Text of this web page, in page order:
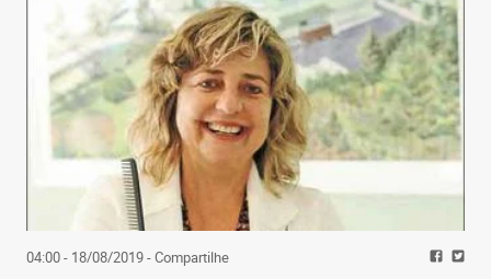
04:00 - 18/08/2019- Compartilhe